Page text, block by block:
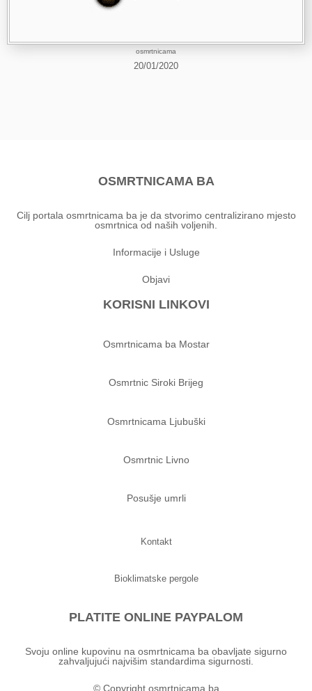
osmrtnicama
20/01/2020
OSMRTNICAMA BA
Cilj portala osmrtnicama ba je da stvorimo centralizirano mjesto
osmrtnica od naših voljenih.
Informacije i Usluge
Objavi
KORISNI LINKOVI
Osmrtnicama ba Mostar
Osmrtnic Siroki Brijeg
Osmrtnicama Ljubuški
Osmrtnic Livno
Posušje umrli
Kontakt
Bioklimatske pergole
PLATITE ONLINE PAYPALOM
Svoju online kupovinu na osmrtnicama ba obavljate sigurno
zahvaljujući najvišim standardima sigurnosti.
© Copyright osmrtnicama.ba